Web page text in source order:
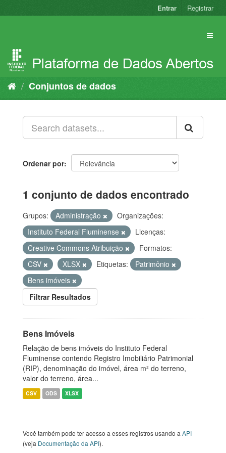
para
Entrar Registrar
Conjuntos de dados
Ordenar por
1 conjunto de dados encontrado
Grupos: Administração
Organizações:
Instituto Federal Fluminense
Licenças:
Creative Commons Atribuição
Formatos:
CSV
XLSX Etiquetas:
Patrimônio
Bens imóveis
Filtrar Resultados
Bens Imóveis
Relação de bens imóveis do Instituto Federal
Fluminense contendo Registro Imobiliário Patrimonial
(RIP), denominação do imóvel, área m² do terreno,
valor do terreno, área...
CSV ODS XLSX
Você também pode ter acesso a esses registros usando aAPI
(veja Documentação da API).